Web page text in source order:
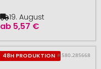
ab 5,57 €
19. August
48H PRODUKTION # 580.285668